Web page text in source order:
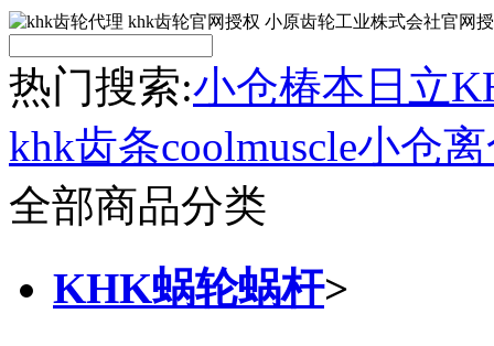
热门搜索:小仓椿本 日立
khk齿条coolmuscle小仓
全部商品分类
KHK蜗轮蜗杆>